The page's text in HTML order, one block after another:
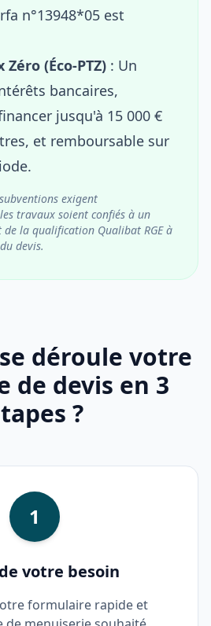
n°13948*05 est
Zéro (Éco-PTZ) : Un
bancaires,
jusqu'à 15 000 €
et remboursable sur
exigent
travaux soient confiés à un
la qualification Qualibat RGE à
devis.
déroule votre
de devis en 3
?
1
votre besoin
formulaire rapide et